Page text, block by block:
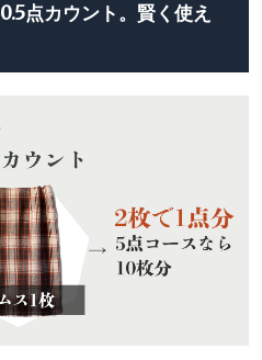
点カウント。賢く使え